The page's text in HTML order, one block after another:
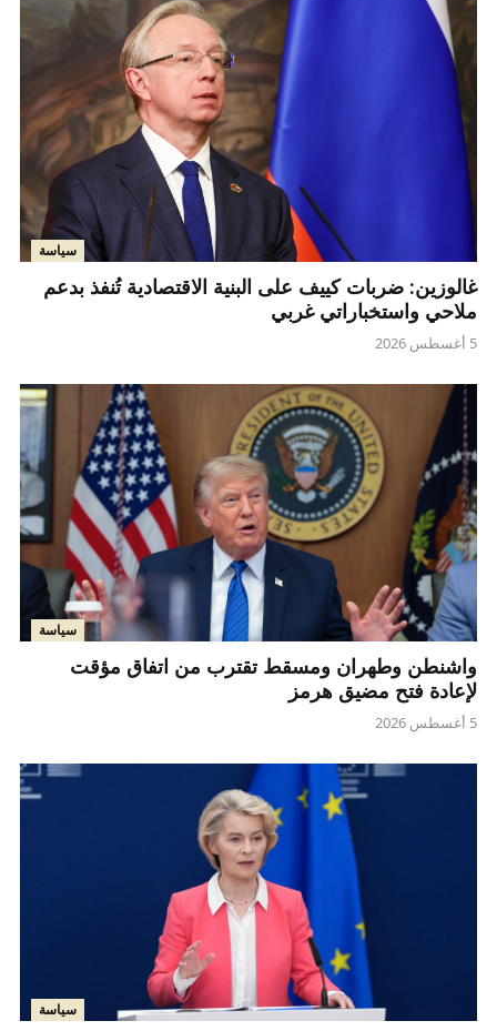
سياسة
غالوزين: ضربات كييف على البنية الاقتصادية تُنفذ بدعم
ملاحي واستخباراتي غربي
5 أغسطس 2026
سياسة
واشنطن وطهران ومسقط تقترب من اتفاق مؤقت
لإعادة فتح مضيق هرمز
5 أغسطس 2026
سياسة